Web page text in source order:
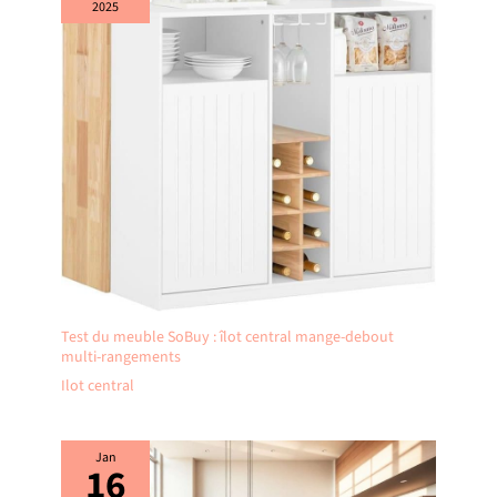
2 colis séparés qui peuvent arriver à des dates différentes.
2025
Test du meuble SoBuy : îlot central mange-debout
multi-rangements
Ilot central
Jan
16